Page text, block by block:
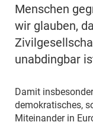
Menschen
wir glauben,
unabdingbar
Damit
demokratisches,
Miteinander in